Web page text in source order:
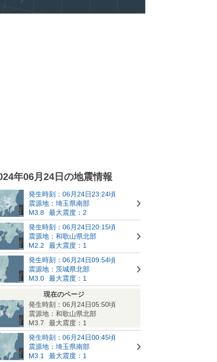
年06月24日の地震情報
発生時刻：06月24日23:24頃
震源地：埼玉県南部
M3.8
最大震度：2
発生時刻：06月24日20:15頃
震源地：和歌山県北部
M2.2
最大震度：1
発生時刻：06月24日09:54頃
震源地：茨城県北部
M3.0
最大震度：1
現在のページ
発生時刻：06月24日05:50頃
震源地：和歌山県北部
M3.7
最大震度：1
発生時刻：06月24日00:45頃
震源地：埼玉県南部
M3.1
最大震度：1